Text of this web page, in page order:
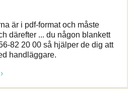
är i pdf-format och måste
därefter ... du någon blankett
82 20 00 så hjälper de dig att
handläggare.